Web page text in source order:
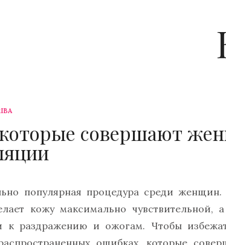
совершают
популярная процедура среди женщин.
кожу максимально чувствительной,
к раздражению и ожогам. Чтобы
ошибках, которые